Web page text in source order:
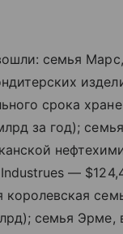
семья
срока
за год);
—
королевская
семья Эрме,